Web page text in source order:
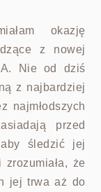
okazję
z nowej
Nie od dziś
z najbardziej
najmłodszych
przed
śledzić jej
że
jej trwa aż do